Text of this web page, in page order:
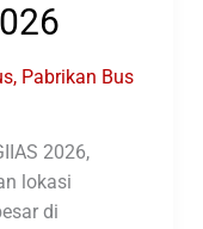
, Pabrikan Bus
2026,
lokasi
di